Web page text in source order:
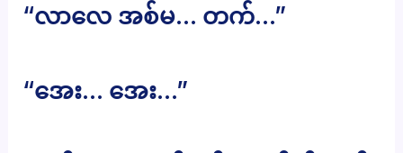
“လာလေ အစ်မ… တက်…”
“အေး… အေး…”